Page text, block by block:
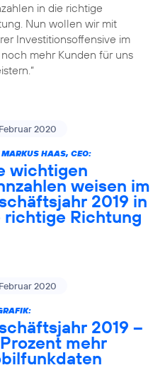
in die richtige
Nun wollen wir mit
Investitionsoffensive im
mehr Kunden für uns
2020
MARKUS HAAS, CEO:
wichtigen
weisen im
2019 in
richtige Richtung
2020
2019 –
mehr